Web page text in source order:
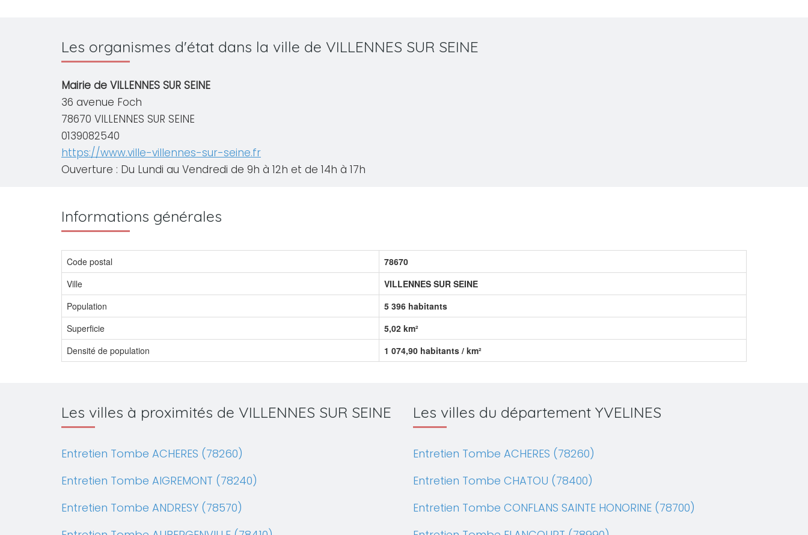
Les organismes d'état dans la ville de VILLENNES SUR SEINE
Mairie de VILLENNES SUR SEINE
36 avenue Foch
78670 VILLENNES SUR SEINE
0139082540
https://www.ville-villennes-sur-seine.fr
Ouverture : Du Lundi au Vendredi de 9h à 12h et de 14h à 17h
Informations générales
Code postal
78670
Ville
VILLENNES SUR SEINE
Population
5 396 habitants
Superficie
5,02 km²
Densité de population
1 074,90 habitants / km²
Les villes à proximités de VILLENNES SUR SEINE
Entretien Tombe ACHERES (78260)
Entretien Tombe AIGREMONT (78240)
Entretien Tombe ANDRESY (78570)
Les villes du département YVELINES
Entretien Tombe ACHERES (78260)
Entretien Tombe CHATOU (78400)
Entretien Tombe CONFLANS SAINTE HONORINE (78700)